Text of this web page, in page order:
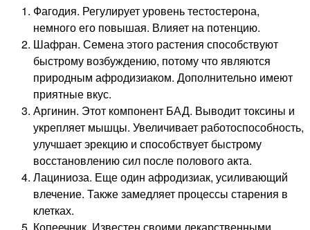
Фагодия. Регулирует уровень тестостерона,
немного его повышая. Влияет на потенцию.
Шафран. Семена этого растения способствуют
быстрому возбуждению, потому что являются
природным афродизиаком. Дополнительно имеют
приятные вкус.
Аргинин. Этот компонент БАД. Выводит токсины и
укрепляет мышцы. Увеличивает работоспособность,
улучшает эрекцию и способствует быстрому
восстановлению сил после полового акта.
Лациниоза. Еще один афродизиак, усиливающий
влечение. Также замедляет процессы старения в
клетках.
Копеечник. Известен своими лекарственными